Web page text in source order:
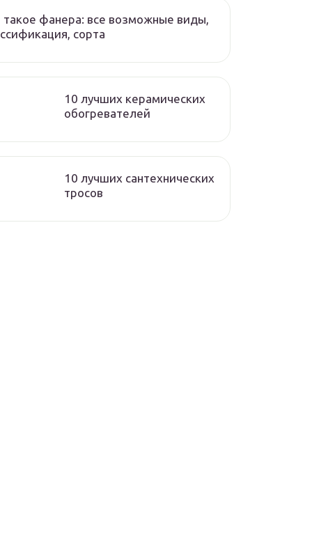
такое фанера: все возможные виды,
сорта
10 лучших керамических
обогревателей
10 лучших сантехнических
тросов